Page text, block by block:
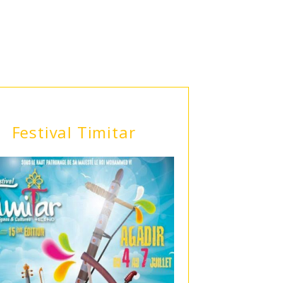
Festival Timitar